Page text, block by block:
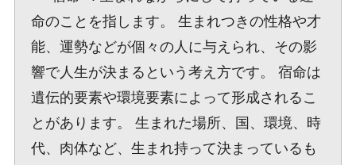
命のことを指します。 生まれつきの性格や才
能、運勢などが個々の人に与えられ、その影
響で人生が決まるという考え方です。 宿命は
遺伝的要素や環境要素によって形成されるこ
とがあります。 生まれた場所、国、環境、時
代、肉体など、生まれ持って決まっているも